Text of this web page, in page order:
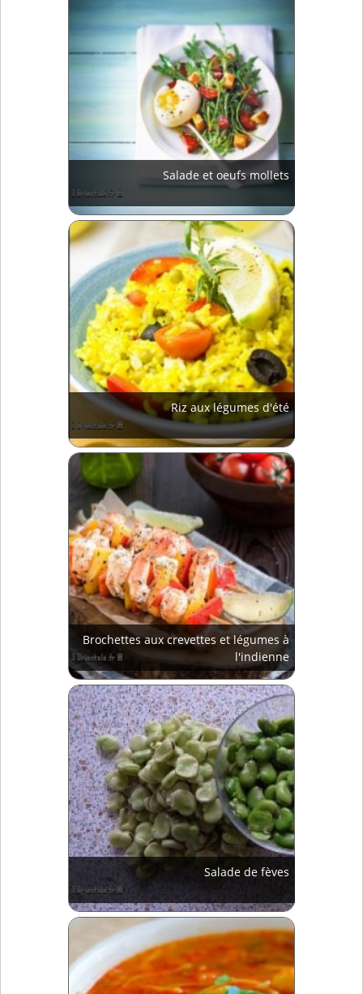
Salade et oeufs mollets
Riz aux légumes d'été
Brochettes aux crevettes et légumes à
l'indienne
Salade de fèves